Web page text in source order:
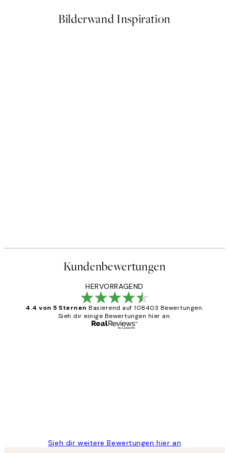
Bilderwand Inspiration
Kundenbewertungen
HERVORRAGEND
4.4 von 5 Sternen Basierend auf 108403 Bewertungen.
Sieh dir einige Bewertungen hier an.
Sieh dir weitere Bewertungen hier an